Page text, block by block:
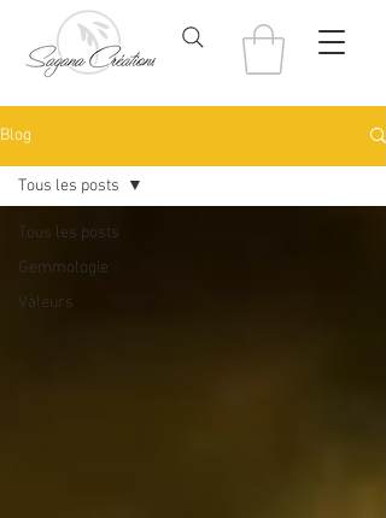
Blog
Tous les posts
Gemmologie
Valeurs
Tous les posts